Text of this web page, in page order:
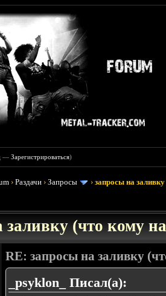
—Зарегистрироваться)
›Раздачи ›Запросы ›запросы на
заливку (что кому
RE: запросы на заливку
_psyklon_ Писал(а):